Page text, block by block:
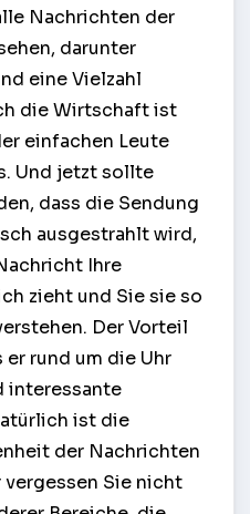
Nachrichten der
darunter
eine Vielzahl
die Wirtschaft ist
einfachen Leute
Und jetzt sollte
dass die Sendung
ausgestrahlt wird,
Ihre
zieht und Sie sie so
Der Vorteil
er rund um die Uhr
interessante
ist die
der Nachrichten
Sie nicht